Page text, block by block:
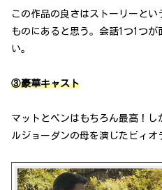
この作品の良さはストーリーと
ものにあると思う。会話1つ1つ
い。
③豪華キャスト
マットとベンはもちろん最高！
ルジョーダンの母を演じたビィオ